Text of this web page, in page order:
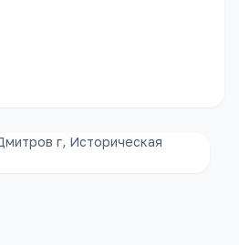
г, Историческая